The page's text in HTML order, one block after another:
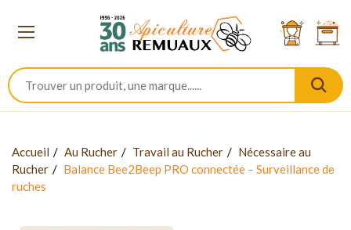
Accueil Au Rucher Travail au Rucher
Nécessaire au
Rucher
Balance Bee2Beep PRO connectée – Surveillance de
ruches